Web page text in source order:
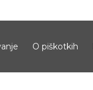
O piškotkih